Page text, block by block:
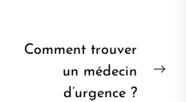
Comment trouver
un médecin
d’urgence ?